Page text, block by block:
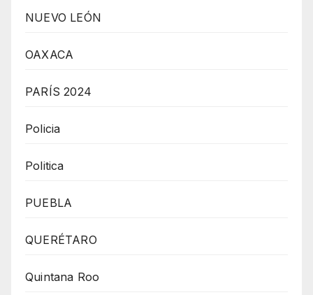
NUEVO LEÓN
OAXACA
PARÍS 2024
Policia
Politica
PUEBLA
QUERÉTARO
Quintana Roo